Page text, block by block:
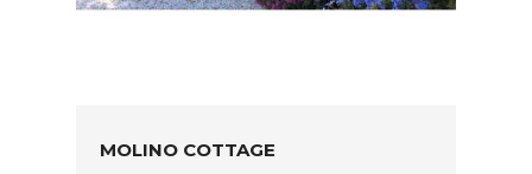
MOLINO COTTAGE